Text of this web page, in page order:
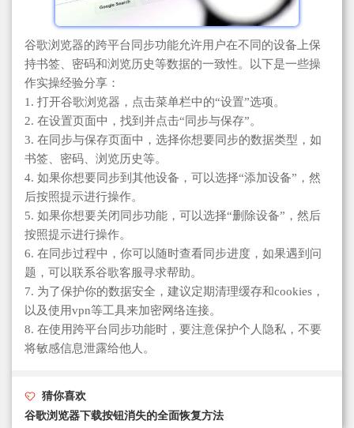
谷歌浏览器的跨平台同步功能允许用户在不同的设备上保
持书签、密码和浏览历史等数据的一致性。以下是一些操
作实操经验分享：
1. 打开谷歌浏览器，点击菜单栏中的“设置”选项。
2. 在设置页面中，找到并点击“同步与保存”。
3. 在同步与保存页面中，选择你想要同步的数据类型，如
书签、密码、浏览历史等。
4. 如果你想要同步到其他设备，可以选择“添加设备”，然
后按照提示进行操作。
5. 如果你想要关闭同步功能，可以选择“删除设备”，然后
按照提示进行操作。
6. 在同步过程中，你可以随时查看同步进度，如果遇到问
题，可以联系谷歌客服寻求帮助。
7. 为了保护你的数据安全，建议定期清理缓存和cookies，
以及使用vpn等工具来加密网络连接。
8. 在使用跨平台同步功能时，要注意保护个人隐私，不要
将敏感信息泄露给他人。
猜你喜欢
谷歌浏览器下载按钮消失的全面恢复方法